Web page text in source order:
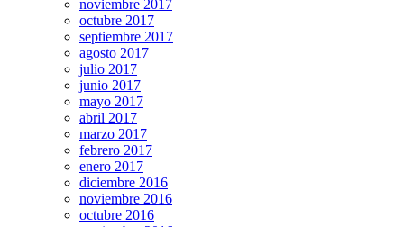
noviembre 2017
octubre 2017
septiembre 2017
agosto 2017
julio 2017
junio 2017
mayo 2017
abril 2017
marzo 2017
febrero 2017
enero 2017
diciembre 2016
noviembre 2016
octubre 2016